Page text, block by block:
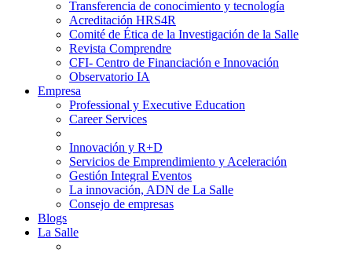
Transferencia de conocimiento y tecnología
Acreditación HRS4R
Comité de Ética de la Investigación de la Salle
Revista Comprendre
CFI- Centro de Financiación e Innovación
Observatorio IA
Empresa
Professional y Executive Education
Career Services
Innovación y R+D
Servicios de Emprendimiento y Aceleración
Gestión Integral Eventos
La innovación, ADN de La Salle
Consejo de empresas
Blogs
La Salle